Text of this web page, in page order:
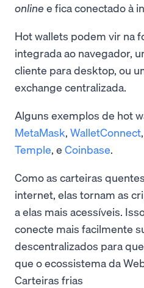
onlinee fica conectado à
Hot wallets podem vir na
integrada ao navegador,
cliente para desktop, ou
exchange centralizada.
Alguns exemplos de hot
MetaMask, WalletConnect,
Temple, e Coinbase.
Como as carteiras
internet, elas tornam as
a elas mais acessíveis.
conecte mais facilmente
descentralizados para
que o ecossistema da
Carteiras frias